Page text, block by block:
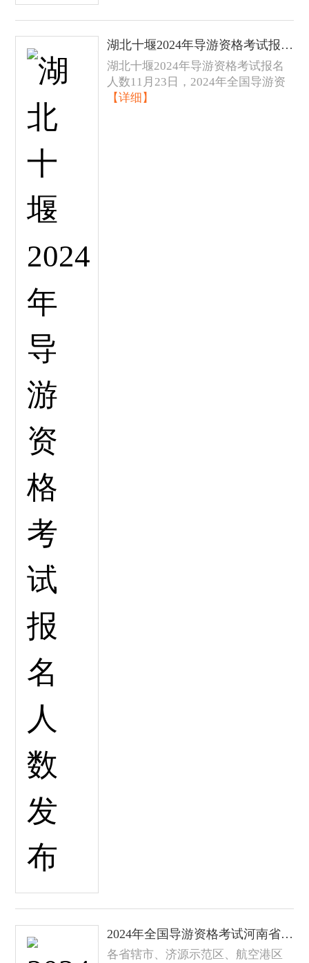
湖北十堰2024年导游资格考试报名人数发布
湖北十堰2024年导游资格考试报名
人数11月23日，2024年全国导游资
【详细】
2024年全国导游资格考试河南省现场考试的通知
各省辖市、济源示范区、航空港区